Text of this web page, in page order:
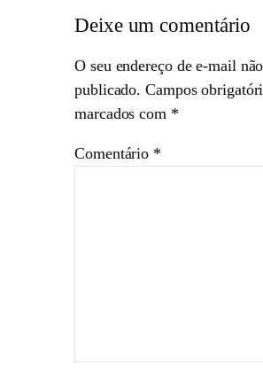
Deixe um comentário
O seu endereço de e-mail
publicado. Campos
marcados com *
Comentário *